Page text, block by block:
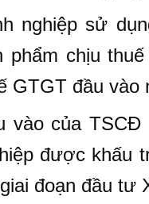
nghiệp sử
phẩm chịu
GTGT đầu vào
vào của
được khấu
đoạn đầu tư